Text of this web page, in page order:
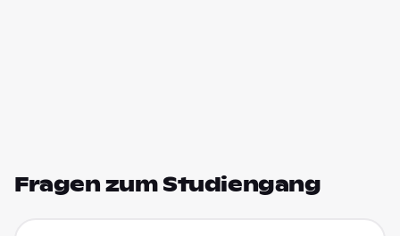
Fragen zum Studiengang